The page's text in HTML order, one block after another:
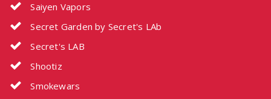
Saiyen Vapors
Secret Garden by Secret's LAb
Secret's LAB
Shootiz
Smokewars